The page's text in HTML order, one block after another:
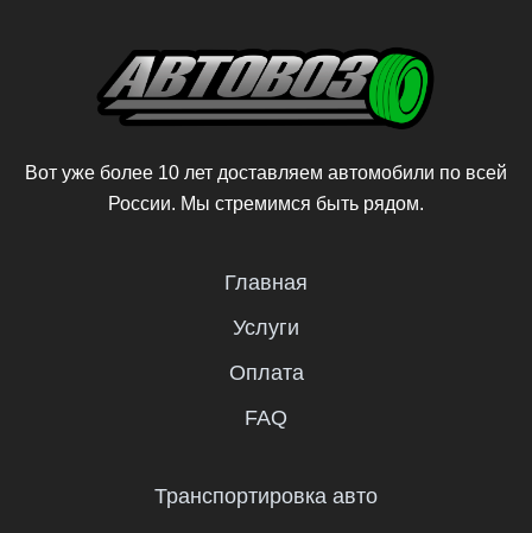
Вот уже более 10 лет доставляем автомобили по всей
России. Мы стремимся быть рядом.
Главная
Услуги
Оплата
FAQ
Транспортировка авто